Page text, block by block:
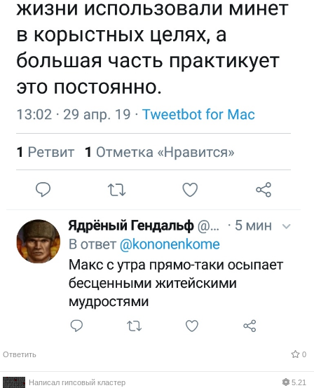
Ответить 0
Написал гипсовый кластер
5.21